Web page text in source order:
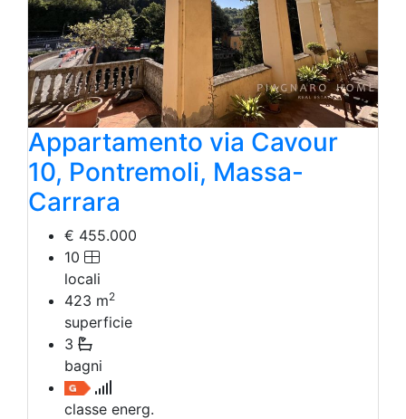
Appartamento via Cavour
10, Pontremoli, Massa-
Carrara
€ 455.000
10
locali
423 m2
superficie
3
bagni
classe energ.